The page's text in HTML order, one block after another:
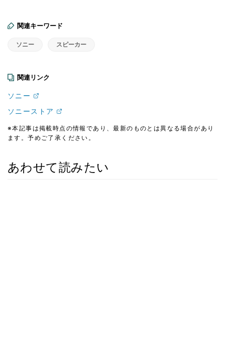
関連キーワード
ソニー スピーカー
関連リンク
ソニー
ソニーストア
※本記事は掲載時点の情報であり、最新のものとは異なる場合があり
ます。予めご了承ください。
あわせて読みたい